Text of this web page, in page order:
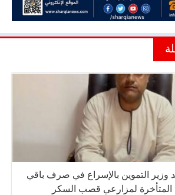
وزير التموين بالإسراع في صرف باقي
المتأخرة لمزارعي قصب السكر